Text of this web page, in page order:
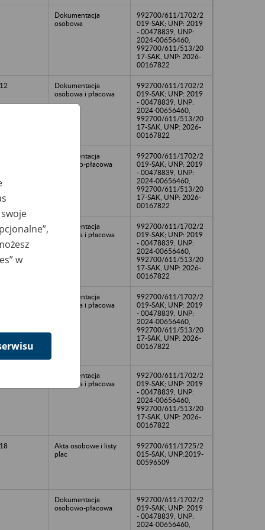
Dokumentacja
osobowa
992700/611/1702/2
019-SAK; UNP: 2019
- 00478839, UNP:
2024-00656460,
992700/611/513/20
17-SAK, UNP: 2026-
00167822
Dokumentacja
osobowa i płacowa
992700/611/1702/2
019-SAK; UNP: 2019
- 00478839, UNP:
2024-00656460,
992700/611/513/20
17-SAK, UNP: 2026-
00167822
Dokumentacja
osobowo-płacowa
992700/611/1702/2
019-SAK; UNP: 2019
- 00478839, UNP:
2024-00656460,
992700/611/513/20
17-SAK, UNP: 2026-
00167822
Dokumentacja
osobowa i płacowa
992700/611/1702/2
019-SAK; UNP: 2019
- 00478839, UNP:
2024-00656460,
992700/611/513/20
17-SAK, UNP: 2026-
00167822
Dokumentacja
osobowa i płacowa
992700/611/1702/2
019-SAK; UNP: 2019
- 00478839, UNP:
2024-00656460,
992700/611/513/20
17-SAK, UNP: 2026-
00167822
Dokumentacja
osobowa i płacowa
992700/611/1702/2
019-SAK; UNP: 2019
- 00478839, UNP:
2024-00656460,
992700/611/513/20
17-SAK, UNP: 2026-
00167822
Akta osobowe i listy
plac
992700/611/1725/2
015-SAK; UNP:2019-
00596509
Dokumentacja
osobowo-płacowa
992700/611/1702/2
019-SAK; UNP: 2019
- 00478839, UNP:
2024-00656460,
w